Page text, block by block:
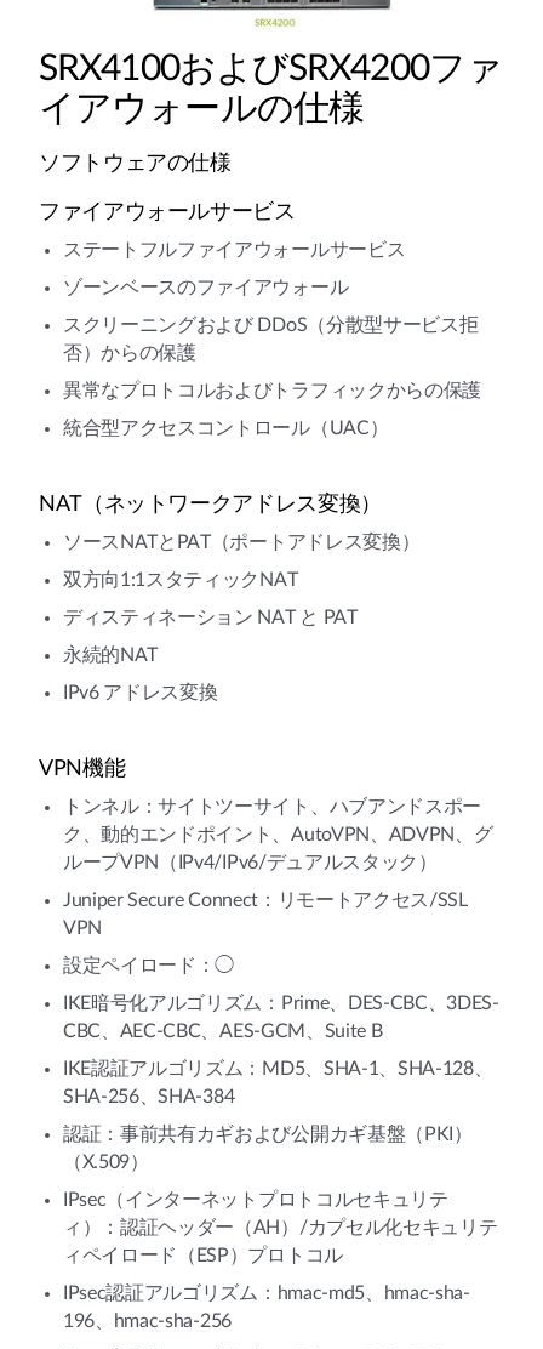
SRX4100およびSRX4200ファ
イアウォールの仕様
ソフトウェアの仕様
ファイアウォールサービス
ステートフルファイアウォールサービス
ゾーンベースのファイアウォール
スクリーニングおよび DDoS（分散型サービス拒
否）からの保護
異常なプロトコルおよびトラフィックからの保護
統合型アクセスコントロール（UAC）
NAT（ネットワークアドレス変換）
ソースNATとPAT（ポートアドレス変換）
双方向1:1スタティックNAT
ディスティネーション NAT と PAT
永続的NAT
IPv6 アドレス変換
VPN機能
トンネル：サイトツーサイト、ハブアンドスポー
ク、動的エンドポイント、AutoVPN、ADVPN、グ
ループVPN（IPv4/IPv6/デュアルスタック）
Juniper Secure Connect：リモートアクセス/SSL
VPN
設定ペイロード：◯
IKE暗号化アルゴリズム：Prime、DES-CBC、3DES-
CBC、AEC-CBC、AES-GCM、Suite B
IKE認証アルゴリズム：MD5、SHA-1、SHA-128、
SHA-256、SHA-384
認証：事前共有カギおよび公開カギ基盤（PKI）
（X.509）
IPsec（インターネットプロトコルセキュリテ
ィ）：認証ヘッダー（AH）/カプセル化セキュリテ
ィペイロード（ESP）プロトコル
IPsec認証アルゴリズム：hmac-md5、hmac-sha-
196、hmac-sha-256